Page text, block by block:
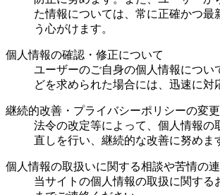
た情報については、常に正確かつ最
う心がけます。
個人情報の確認・修正について
ユーザーのご自身の個人情報につい
どを求められた場合には、迅速に対
継続的改善・プライバシーポリシーの変
法令の改定等によって、個人情報の
直しを行い、継続的な改善に努めま
個人情報の取扱いに関する相談や苦情の
当サイトの個人情報の取扱に関する